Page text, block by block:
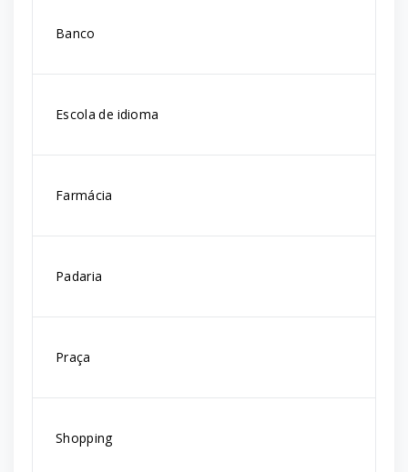
Banco
Escola de idioma
Farmácia
Padaria
Praça
Shopping